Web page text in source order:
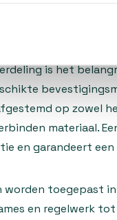
of bouten.
is het
op zowel
materiaal.
en garandeert
worden toegepast
en regelwerk